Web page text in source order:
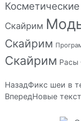
Скайрим
Скайрим
Скайрим Расы
НазадФикс шеи в
ВпередНовые